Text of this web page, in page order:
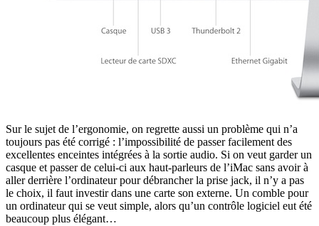
Sur le sujet de l’ergonomie, on regrette aussi un problème qui n’a
toujours pas été corrigé : l’impossibilité de passer facilement des
excellentes enceintes intégrées à la sortie audio. Si on veut garder un
casque et passer de celui-ci aux haut-parleurs de l’iMac sans avoir à
aller derrière l’ordinateur pour débrancher la prise jack, il n’y a pas
le choix, il faut investir dans une carte son externe. Un comble pour
un ordinateur qui se veut simple, alors qu’un contrôle logiciel eut été
beaucoup plus élégant…